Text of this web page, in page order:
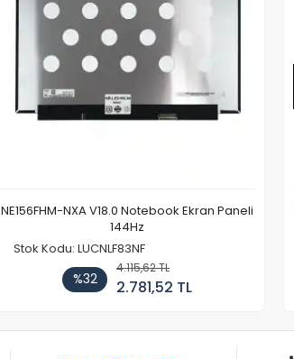
NE156FHM-NXA V18.0 Notebook Ekran Paneli
144Hz
Stok Kodu: LUCNLF83NF
%32
4.115,62 TL
2.781,52 TL